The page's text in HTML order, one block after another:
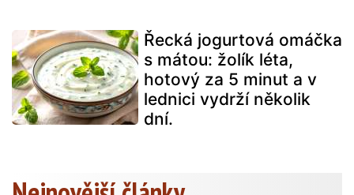
Řecká jogurtová omáčka
s mátou: žolík léta,
hotový za 5 minut a v
lednici vydrží několik
dní.